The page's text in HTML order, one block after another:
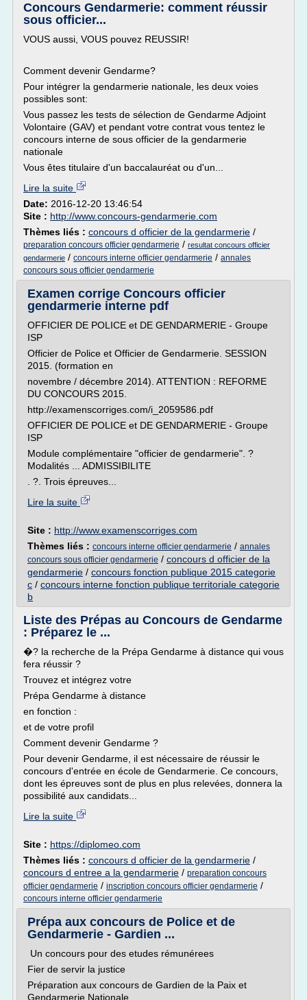
Concours Gendarmerie: comment réussir
sous officier...
VOUS aussi, VOUS pouvez REUSSIR!
Comment devenir Gendarme?
Pour intégrer la gendarmerie nationale, les deux voies
possibles sont:
Vous passez les tests de sélection de Gendarme Adjoint
Volontaire (GAV) et pendant votre contrat vous tentez le
concours interne de sous officier de la gendarmerie
nationale
Vous êtes titulaire d'un baccalauréat ou d'un...
Lire la suite
Date: 2016-12-20 13:46:54
Site : http://www.concours-gendarmerie.com
Thèmes liés : concours d officier de la gendarmerie /
preparation concours officier gendarmerie / resultat concours officier
gendarmerie / concours interne officier gendarmerie / annales
concours sous officier gendarmerie
Examen corrige Concours officier
gendarmerie interne pdf
OFFICIER DE POLICE et DE GENDARMERIE - Groupe
ISP
Officier de Police et Officier de Gendarmerie. SESSION
2015. (formation en
novembre / décembre 2014). ATTENTION : REFORME
DU CONCOURS 2015.
http://examenscorriges.com/i_2059586.pdf
OFFICIER DE POLICE et DE GENDARMERIE - Groupe
ISP
Module complémentaire "officier de gendarmerie". ?
Modalités ... ADMISSIBILITE
. ?. Trois épreuves...
Lire la suite
Site : http://www.examenscorriges.com
Thèmes liés : concours interne officier gendarmerie / annales
concours sous officier gendarmerie / concours d officier de la
gendarmerie / concours fonction publique 2015 categorie
c / concours interne fonction publique territoriale categorie
b
Liste des Prépas au Concours de Gendarme
: Préparez le ...
�? la recherche de la Prépa Gendarme à distance qui vous
fera réussir ?
Trouvez et intégrez votre
Prépa Gendarme à distance
en fonction :
et de votre profil
Comment devenir Gendarme ?
Pour devenir Gendarme, il est nécessaire de réussir le
concours d'entrée en école de Gendarmerie. Ce concours,
dont les épreuves sont de plus en plus relevées, donnera la
possibilité aux candidats...
Lire la suite
Site : https://diplomeo.com
Thèmes liés : concours d officier de la gendarmerie /
concours d entree a la gendarmerie / preparation concours
officier gendarmerie / inscription concours officier gendarmerie /
concours interne officier gendarmerie
Prépa aux concours de Police et de
Gendarmerie - Gardien ...
Un concours pour des etudes rémunérees
Fier de servir la justice
Préparation aux concours de Gardien de la Paix et
Gendarmerie Nationale